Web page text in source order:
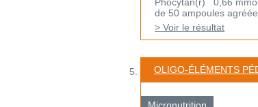
de 50 ampoules
> Voir le résultat
OLIGO-ÉLÉMENTS
Micronutrition